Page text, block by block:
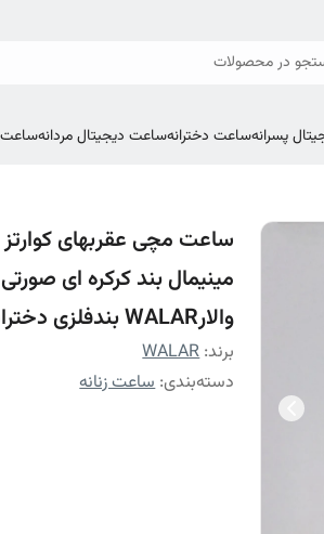
در محصولات
پسرانهساعت دخترانهساعت دیجیتال مردانهساعت
ساعت مچی عقربهای
مینیمال بند کرکره ای
والارWALAR بندفلزی دخترانه
برند:WALAR
دسته‌بندی:ساعت زنانه